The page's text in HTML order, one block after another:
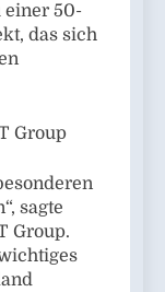
einer 50-
das sich
Group
sagte
Group.